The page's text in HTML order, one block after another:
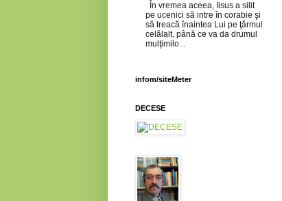
În vremea aceea, Iisus a silit
pe ucenici să intre în corabie şi
să treacă înaintea Lui pe ţărmul
celălalt, până ce va da drumul
mulţimilo...
infom/siteMeter
DECESE